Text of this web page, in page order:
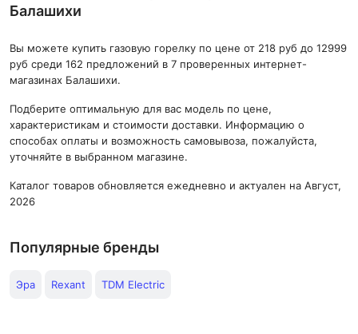
Балашихи
Вы можете купить газовую горелку по цене от 218 руб до 12999
руб среди 162 предложений в 7 проверенных интернет-
магазинах Балашихи.
Подберите оптимальную для вас модель по цене,
характеристикам и стоимости доставки. Информацию о
способах оплаты и возможность самовывоза, пожалуйста,
уточняйте в выбранном магазине.
Каталог товаров обновляется ежедневно и актуален на Август,
2026
Популярные бренды
Эра Rexant TDM Electric